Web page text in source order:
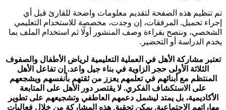
تم تنظيم هذه الصفحة لتقديم معلومات واضحة للقارئ قبل أي
إجراء تحميل. المرفقات، إن وجدت، مخصصة للاستخدام التعليمي
الشخصي، وننصح بقراءة وصف المنشور أولًا ثم استخدام الملف بما
يخدم الدراسة أو التحضير.
تعتبر مشاركة الأهل في العملية التعليمية لرياض الأطفال والصفوف
الثلاثة الأولى حجر الزاوية في بناء جيل واعد. إن تفاعل الأهل
المنتظم مع أبنائهم في تعلمهم يعزز من ثقتهم بأنفسهم ويشجعهم
على الاستكشاف الفكري. لا يقتصر دور الأهل على المتابعة
الأكاديمية، بل يمتد ليشمل دعمهم العاطفي وتشجيعهم على تطوير
مهاراتهم الاجتماعية. يمكن تحقيق هذه المشاركة من خلال فعاليات